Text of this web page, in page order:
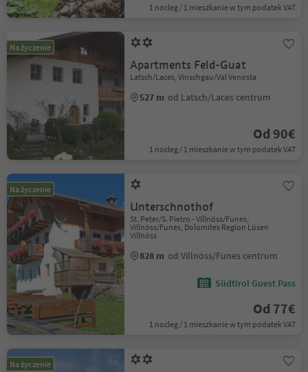
1 nocleg / 1 mieszkanie w tym podatek VAT
Na życzenie
Apartments Feld-Guat
Latsch/Laces, Vinschgau/Val Venosta
527 m od Latsch/Laces centrum
Od 90€
1 nocleg / 1 mieszkanie w tym podatek VAT
Na życzenie
Unterschnothof
St. Peter/S. Pietro - Villnöss/Funes,
Villnöss/Funes, Dolomites Region Lüsen
Villnöss
828 m od Villnöss/Funes centrum
Südtirol Guest Pass
Od 77€
1 nocleg / 1 mieszkanie w tym podatek VAT
Na życzenie